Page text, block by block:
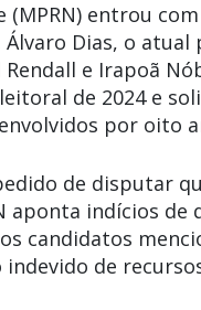
entrou
Álvaro Dias, o atual
Rendall e Irapoã
de 2024 e
por oito
de disputar
indícios de
candidatos
indevido de